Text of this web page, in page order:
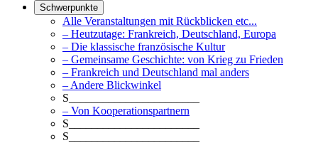
Schwerpunkte
Alle Veranstaltungen mit Rückblicken etc...
– Heutzutage: Frankreich, Deutschland, Europa
– Die klassische französische Kultur
– Gemeinsame Geschichte: von Krieg zu Frieden
– Frankreich und Deutschland mal anders
– Andere Blickwinkel
S_______________________
– Von Kooperationspartnern
S_______________________
S_______________________